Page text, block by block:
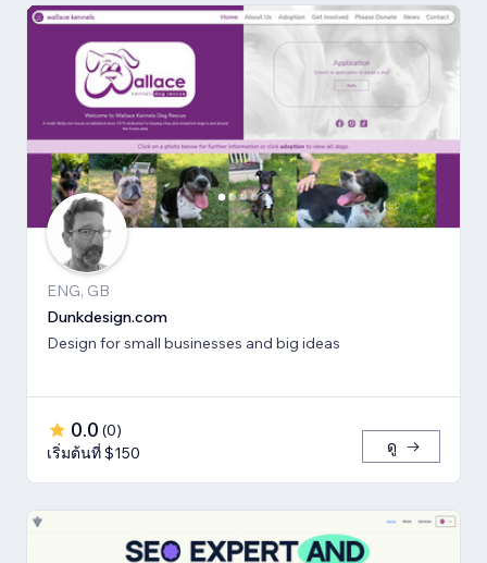
ENG, GB
Dunkdesign.com
Design for small businesses and big ideas
0.0 (0)
เริ่มต้นที่ $150
ดู